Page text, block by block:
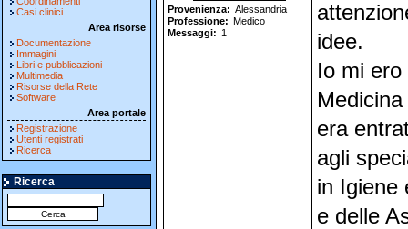
Casi clinici
Area risorse
Documentazione
Immagini
Libri e pubblicazioni
Multimedia
Risorse della Rete
Software
Area portale
Registrazione
Utenti registrati
Ricerca
Ricerca
Provenienza
Alessandria
Professione
Medico
Messaggi
1
idee.
Io mi
era
agli
in Igiene
e delle